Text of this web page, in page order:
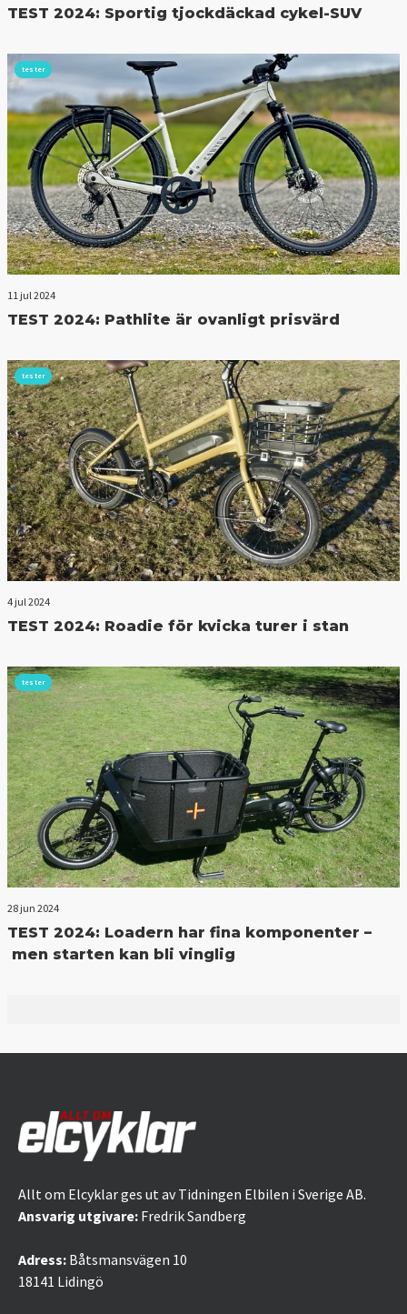
TEST 2024: Sportig tjockdäckad cykel-SUV
tester
11 jul 2024
TEST 2024: Pathlite är ovanligt prisvärd
tester
4 jul 2024
TEST 2024: Roadie för kvicka turer i stan
tester
28 jun 2024
TEST 2024: Loadern har fina komponenter –
men starten kan bli vinglig
Allt om Elcyklar ges ut av Tidningen Elbilen i Sverige AB.
Ansvarig utgivare: Fredrik Sandberg
Adress: Båtsmansvägen 10
18141 Lidingö